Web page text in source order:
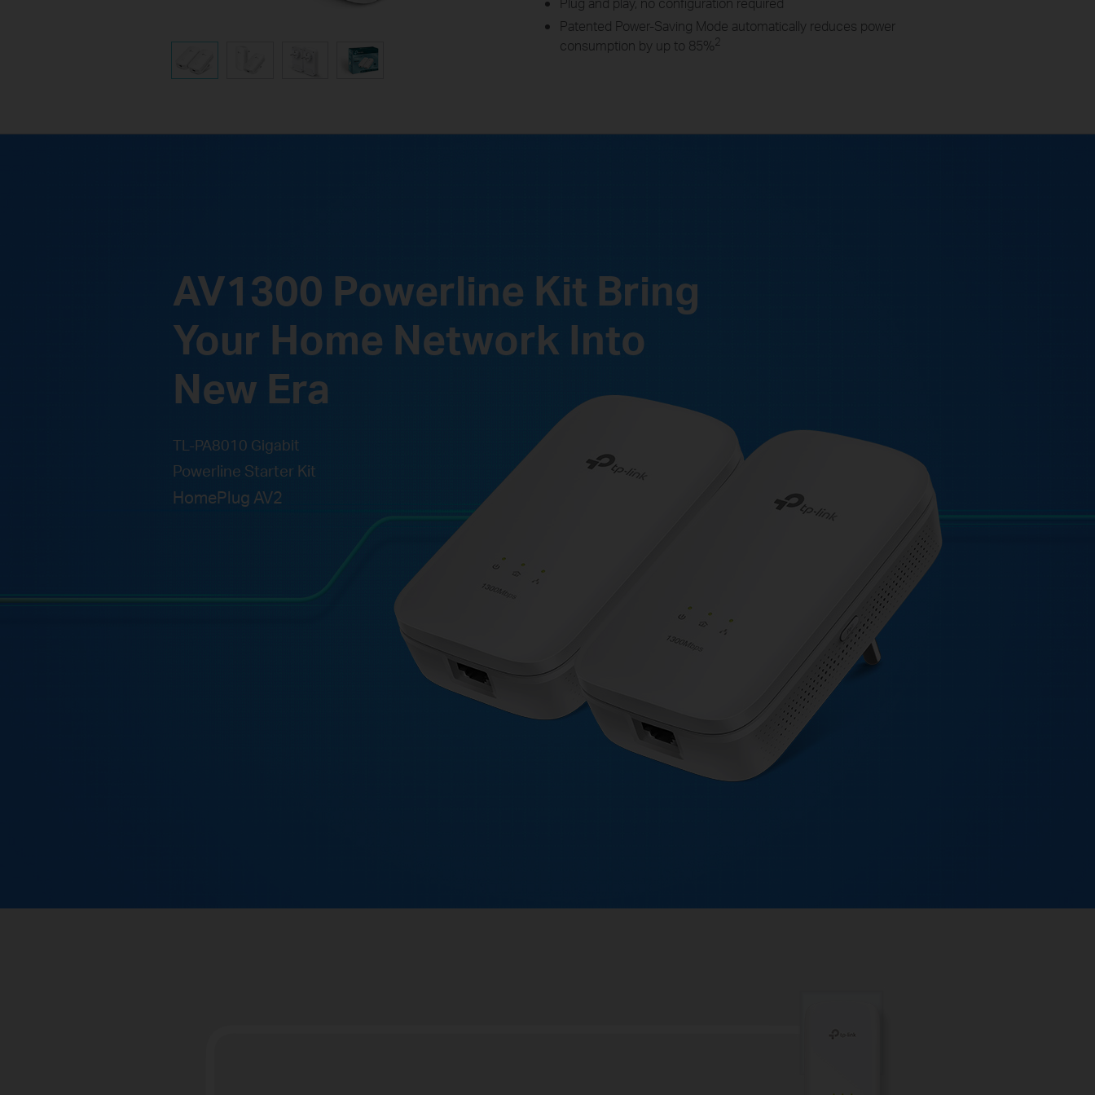
Patented Power-Saving Mode automatically reduces power
consumption by up to 85% 2
AV1300 Powerline Kit Bring
Your Home Network Into
New Era
TL-PA8010 Gigabit
Powerline Starter Kit
HomePlug AV2